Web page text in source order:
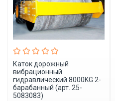
Каток дорожный
вибрационный
гидравлический 8000KG 2-
барабанный (арт. 25-
5083083)